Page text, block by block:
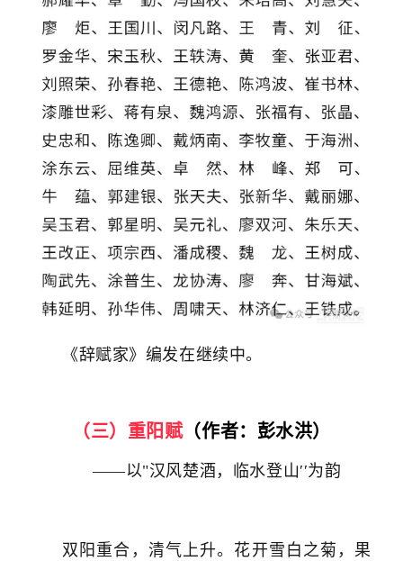
《辞赋家》编发在继续中。
（三）重阳赋（作者： 彭水洪）
——以"汉风楚酒，临水登山′′为韵
双阳重合，清气上升。花开雪白之菊，果